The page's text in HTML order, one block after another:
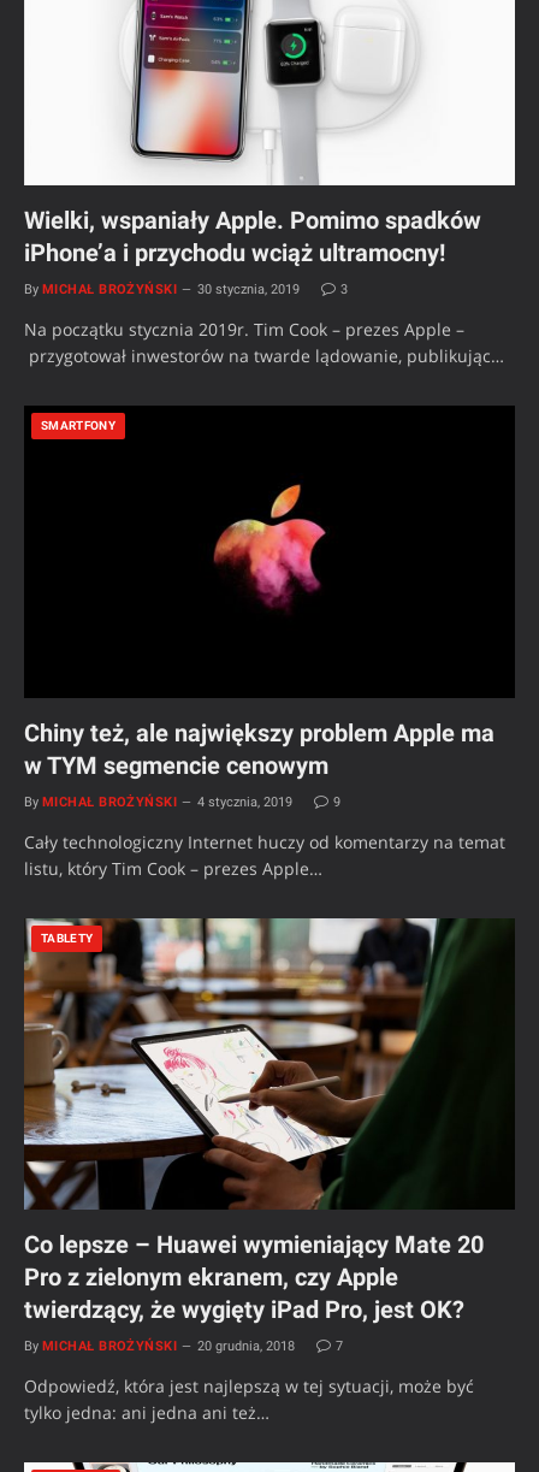
Wielki, wspaniały Apple. Pomimo spadków
iPhone’a i przychodu wciąż ultramocny!
By MICHAŁ BROŻYŃSKI 30 stycznia, 2019 3
Na początku stycznia 2019r. Tim Cook – prezes Apple –
przygotował inwestorów na twarde lądowanie, publikując…
SMARTFONY
Chiny też, ale największy problem Apple ma
w TYM segmencie cenowym
By MICHAŁ BROŻYŃSKI 4 stycznia, 2019 9
Cały technologiczny Internet huczy od komentarzy na temat
listu, który Tim Cook – prezes Apple…
TABLETY
Co lepsze – Huawei wymieniający Mate 20
Pro z zielonym ekranem, czy Apple
twierdzący, że wygięty iPad Pro, jest OK?
By MICHAŁ BROŻYŃSKI 20 grudnia, 2018 7
Odpowiedź, która jest najlepszą w tej sytuacji, może być
tylko jedna: ani jedna ani też…